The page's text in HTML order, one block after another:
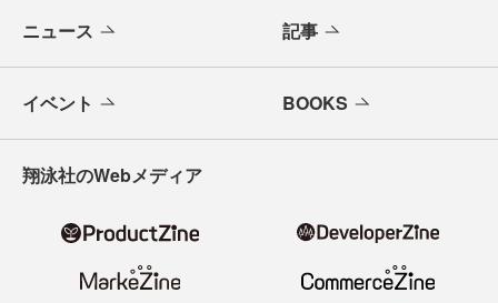
ニュース 記事
イベント BOOKS
翔泳社のWebメディア